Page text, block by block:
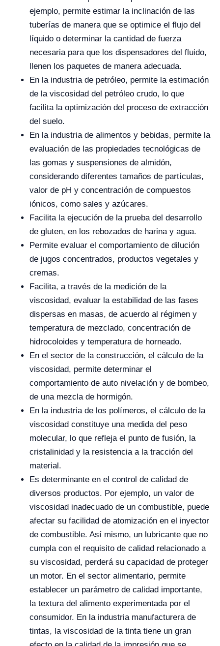
ejemplo, permite estimar la inclinación de las
tuberías de manera que se optimice el flujo del
líquido o determinar la cantidad de fuerza
necesaria para que los dispensadores del fluido,
llenen los paquetes de manera adecuada.
En la industria de petróleo, permite la estimación
de la viscosidad del petróleo crudo, lo que
facilita la optimización del proceso de extracción
del suelo.
En la industria de alimentos y bebidas, permite la
evaluación de las propiedades tecnológicas de
las gomas y suspensiones de almidón,
considerando diferentes tamaños de partículas,
valor de pH y concentración de compuestos
iónicos, como sales y azúcares.
Facilita la ejecución de la prueba del desarrollo
de gluten, en los rebozados de harina y agua.
Permite evaluar el comportamiento de dilución
de jugos concentrados, productos vegetales y
cremas.
Facilita, a través de la medición de la
viscosidad, evaluar la estabilidad de las fases
dispersas en masas, de acuerdo al régimen y
temperatura de mezclado, concentración de
hidrocoloides y temperatura de horneado.
En el sector de la construcción, el cálculo de la
viscosidad, permite determinar el
comportamiento de auto nivelación y de bombeo,
de una mezcla de hormigón.
En la industria de los polímeros, el cálculo de la
viscosidad constituye una medida del peso
molecular, lo que refleja el punto de fusión, la
cristalinidad y la resistencia a la tracción del
material.
Es determinante en el control de calidad de
diversos productos. Por ejemplo, un valor de
viscosidad inadecuado de un combustible, puede
afectar su facilidad de atomización en el inyector
de combustible. Así mismo, un lubricante que no
cumpla con el requisito de calidad relacionado a
su viscosidad, perderá su capacidad de proteger
un motor. En el sector alimentario, permite
establecer un parámetro de calidad importante,
la textura del alimento experimentada por el
consumidor. En la industria manufacturera de
tintas, la viscosidad de la tinta tiene un gran